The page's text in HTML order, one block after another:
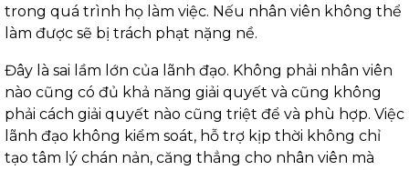
trong quá trình họ làm việc. Nếu nhân viên không thể
làm được sẽ bị trách phạt nặng nề.
Đây là sai lầm lớn của lãnh đạo. Không phải nhân viên
nào cũng có đủ khả năng giải quyết và cũng không
phải cách giải quyết nào cũng triệt để và phù hợp. Việc
lãnh đạo không kiểm soát, hỗ trợ kịp thời không chỉ
tạo tâm lý chán nản, căng thẳng cho nhân viên mà